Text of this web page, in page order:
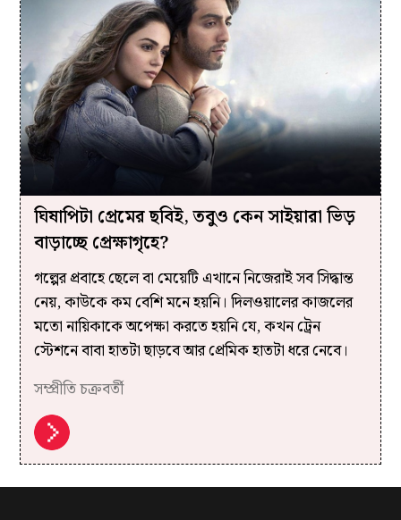
ঘিষাপিটা প্রেমের ছবিই, তবুও কেন সাইয়ারা ভিড়
বাড়াচ্ছে প্রেক্ষাগৃহে?
গল্পের প্রবাহে ছেলে বা মেয়েটি এখানে নিজেরাই সব সিদ্ধান্ত
নেয়, কাউকে কম বেশি মনে হয়নি। দিলওয়ালের কাজলের
মতো নায়িকাকে অপেক্ষা করতে হয়নি যে, কখন ট্রেন
স্টেশনে বাবা হাতটা ছাড়বে আর প্রেমিক হাতটা ধরে নেবে।
সম্প্রীতি চক্রবর্তী